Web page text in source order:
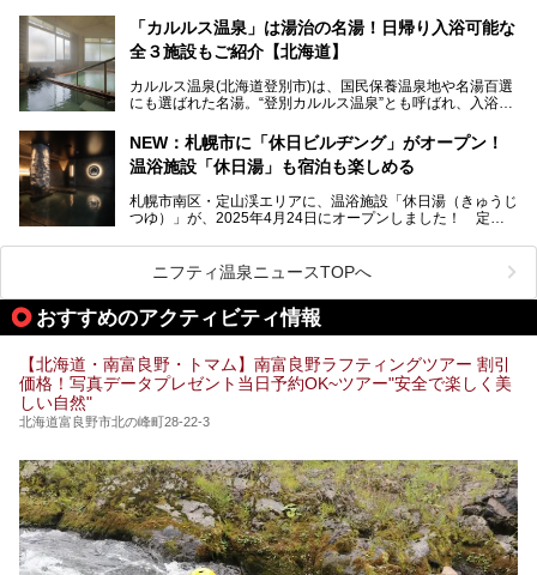
「川島旅館」は、豊富温泉の開湯当初から営業する老舗旅
館。とりわけ温泉の良さと名物のバター料理に定評があり、
の温泉や料理をはじめ、パブリックスペース・客室など宿の
全貌を徹底的にご紹介します！
「カルルス温泉」は湯治の名湯！日帰り入浴可能な
全３施設もご紹介【北海道】
カルルス温泉(北海道登別市)は、国民保養温泉地や名湯百選
にも選ばれた名湯。“登別カルルス温泉”とも呼ばれ、入浴剤
豊かな登別温泉とは対照的な存在で、今も湯治場的な要素が
残る閑静な温泉地です。
地体験し、カルルス温泉をご紹介。温泉地の概要や泉質解説
をはじめ、日帰り入浴可能な全３施設の紹介・周辺観光・ア
NEW：札幌市に「休日ビルヂング」がオープン！
温浴施設「休日湯」も宿泊も楽しめる
札幌市南区・定山渓エリアに、温浴施設「休日湯（きゅうじ
つゆ）」が、2025年4月24日にオープンしました！ 定山
この施設は、温泉・サウナの「休日湯」・ラウンジの「THE
LOUNGE DAYOF」・グルメ「休日洋麺店」・ホテル「エク
スクラメーションホテル」で構成された、まさに大人の癒し
空間。
今回は、そんな「休日ビルヂング」の魅力を5つのポイント
ニフティ温泉ニュースTOPへ
おすすめのアクティビティ情報
【北海道・南富良野・トマム】南富良野ラフティングツアー 割引
価格！写真データプレゼント当日予約OK~ツアー"安全で楽しく美
しい自然"
北海道富良野市北の峰町28-22-3